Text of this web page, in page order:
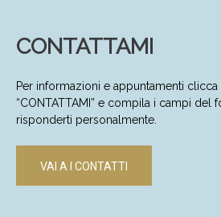
CONTATTAMI
Per informazioni e appuntamenti clicca
“CONTATTAMI” e compila i campi del
risponderti personalmente.
VAI A I CONTATTI